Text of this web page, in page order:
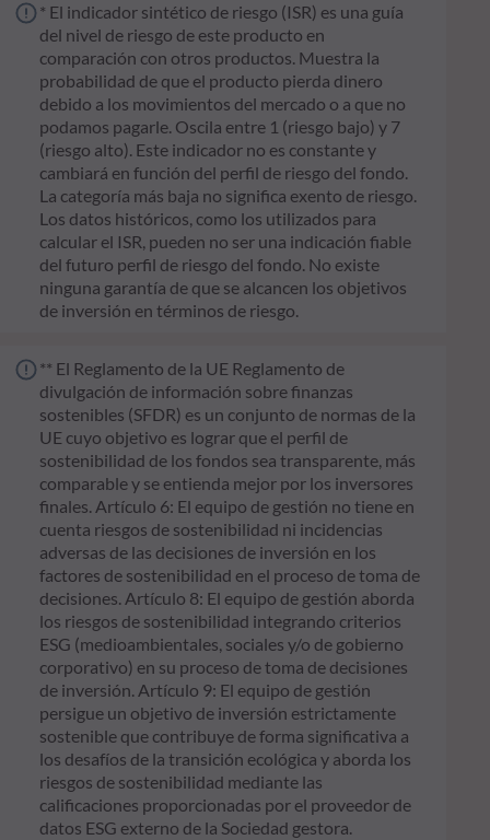
* El indicador sintético de riesgo (ISR) es una guía
del nivel de riesgo de este producto en
comparación con otros productos. Muestra la
probabilidad de que el producto pierda dinero
debido a los movimientos del mercado o a que no
podamos pagarle. Oscila entre 1 (riesgo bajo) y 7
(riesgo alto). Este indicador no es constante y
cambiará en función del perfil de riesgo del fondo.
La categoría más baja no significa exento de riesgo.
Los datos históricos, como los utilizados para
calcular el ISR, pueden no ser una indicación fiable
del futuro perfil de riesgo del fondo. No existe
ninguna garantía de que se alcancen los objetivos
de inversión en términos de riesgo.
** El Reglamento de la UE Reglamento de
divulgación de información sobre finanzas
sostenibles (SFDR) es un conjunto de normas de la
UE cuyo objetivo es lograr que el perfil de
sostenibilidad de los fondos sea transparente, más
comparable y se entienda mejor por los inversores
finales. Artículo 6: El equipo de gestión no tiene en
cuenta riesgos de sostenibilidad ni incidencias
adversas de las decisiones de inversión en los
factores de sostenibilidad en el proceso de toma de
decisiones. Artículo 8: El equipo de gestión aborda
los riesgos de sostenibilidad integrando criterios
ESG (medioambientales, sociales y/o de gobierno
corporativo) en su proceso de toma de decisiones
de inversión. Artículo 9: El equipo de gestión
persigue un objetivo de inversión estrictamente
sostenible que contribuye de forma significativa a
los desafíos de la transición ecológica y aborda los
riesgos de sostenibilidad mediante las
calificaciones proporcionadas por el proveedor de
datos ESG externo de la Sociedad gestora.